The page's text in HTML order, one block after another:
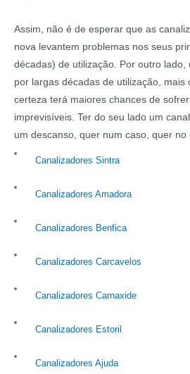
Assim, não é de esperar que as
nova levantem problemas nos seus
décadas) de utilização. Por outro lado,
por largas décadas de utilização, mais
certeza terá maiores chances de
imprevisíveis. Ter do seu lado um
um descanso, quer num caso, quer no
Canalizadores Sintra
Canalizadores Amadora
Canalizadores Benfica
Canalizadores Carcavelos
Canalizadores Carnaxide
Canalizadores Estoril
Canalizadores Ajuda